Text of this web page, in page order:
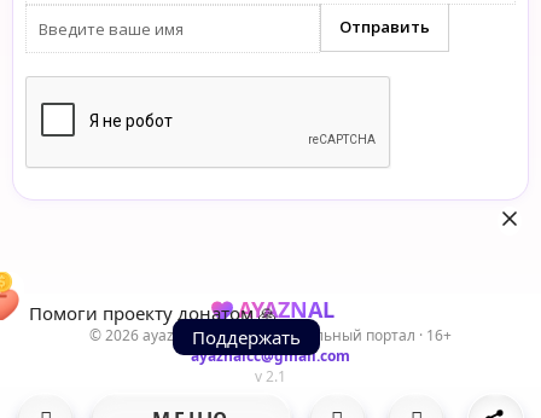
Помоги проекту донатом 🙏
Поддержать
AYAZNAL
© 2026 ayaznal.cc — Развлекательный портал · 16+
ayaznalcc@gmail.com
v 2.1